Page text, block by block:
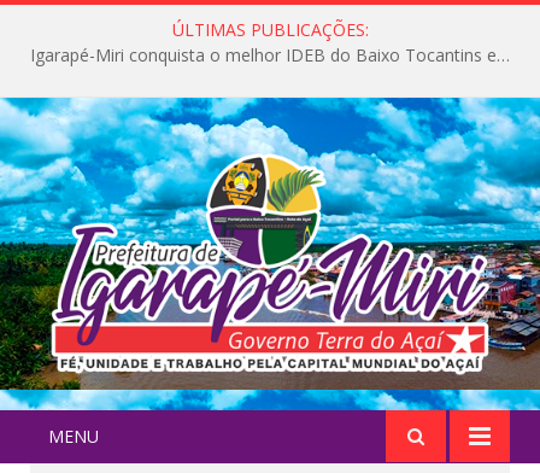
ÚLTIMAS PUBLICAÇÕES:
Igarapé-Miri conquista o melhor IDEB do Baixo Tocantins e avança na qualidade da educação pública
MENU